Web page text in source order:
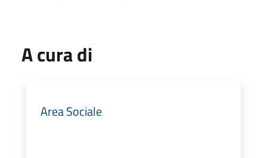
A cura di
Area Sociale